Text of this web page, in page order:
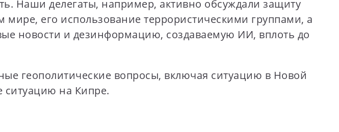
Наши делегаты, например, активно обсуждали защиту
его использование террористическими группами, а
новости и дезинформацию, создаваемую ИИ, вплоть до
геополитические вопросы, включая ситуацию в Новой
на Кипре.